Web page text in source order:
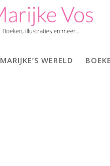
MARIJKE’S WERELD